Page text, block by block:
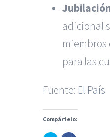
adicional
miembros
para las
Fuente: El País
Compártelo: